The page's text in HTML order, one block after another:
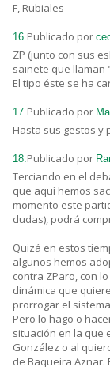
F, Rubiales
16.Publicado por
ZP (junto con sus
sainete que llaman
El tipo éste se ha
17.Publicado por
Hasta sus gestos y
18.Publicado por
Terciando en el
que aquí hemos
momento este
dudas), podrá
Quizá en estos
algunos hemos
contra ZParo, con
dinámica que
prorrogar el
Pero lo hago o
situación en la que
González o al
de Baqueira Aznar.